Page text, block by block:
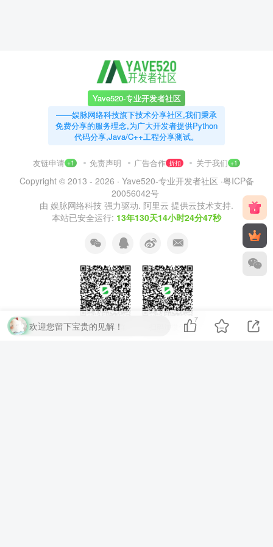
Yave520-专业开发者社区
——娱脉网络科技旗下技术分享社区,我们秉承
免费分享的服务理念,为广大开发者提供Python
代码分享,Java/C++工程分享测试。
友链申请 +1 免责声明 广告合作 折扣 关于我们 +1
Copyright © 2013 - 2026 · Yave520-专业开发者社区 ·粤ICP备
20056042号
由 娱脉网络科技 强力驱动. 阿里云 提供云技术支持.
本站已安全运行: 13年130天14小时24分48秒
扫码加QQ群 扫码加微信
欢迎您留下宝贵的见解！
7